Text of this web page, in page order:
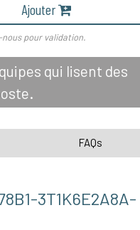
Ajouter
pour validation.
qui lisent des
FAQs
3T1K6E2A8A-